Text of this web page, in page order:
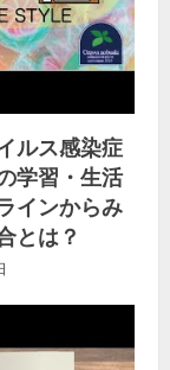
ルス感染症
学習・生活
インからみ
とは？